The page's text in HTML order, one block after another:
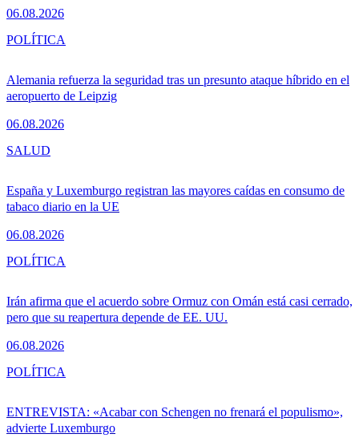
06.08.2026
Alemania refuerza la seguridad tras un presunto ataque híbrido en el
aeropuerto de Leipzig
06.08.2026
POLÍTICA
España y Luxemburgo registran las mayores caídas en consumo de
tabaco diario en la UE
06.08.2026
SALUD
Irán afirma que el acuerdo sobre Ormuz con Omán está casi cerrado,
pero que su reapertura depende de EE. UU.
06.08.2026
POLÍTICA
ENTREVISTA: «Acabar con Schengen no frenará el populismo»,
advierte Luxemburgo
POLÍTICA